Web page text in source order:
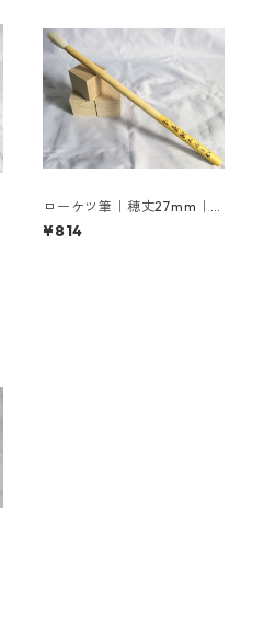
ローケツ筆｜穂丈27mm｜4
号
¥814